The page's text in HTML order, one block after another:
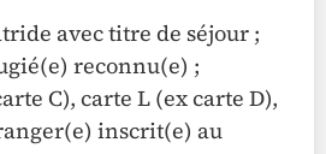
avec titre de séjour ;
reconnu(e) ;
C), carte L (ex carte D),
inscrit(e) au